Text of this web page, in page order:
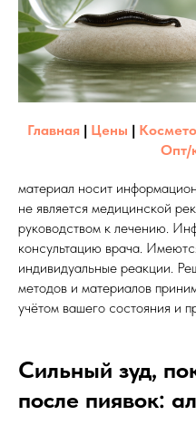
Главная | Цены |
Опт/
материал носит
не является медицинской
руководством к лечению.
консультацию врача.
индивидуальные реакции.
методов и материалов
учётом вашего состояния и
Сильный зуд,
после пиявок: